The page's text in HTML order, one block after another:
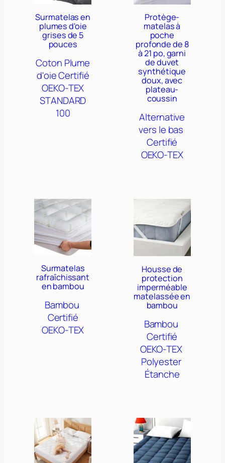
Surmatelas en
plumes d'oie
grises de 5
pouces
Coton Plume
d'oieCertifié
OEKO-TEX
STANDARD
100
Protège-
matelas à
poche
profonde de 8
à 21 po, garni
de duvet
synthétique
doux, avec
plateau-
coussin
Alternative
vers le bas
Certifié
OEKO-TEX
Surmatelas
rafraîchissant
en bambou
Bambou
Certifié
OEKO-TEX
Housse de
protection
imperméable
matelassée en
bambou
Bambou
Certifié
OEKO-TEX
Polyester
Étanche